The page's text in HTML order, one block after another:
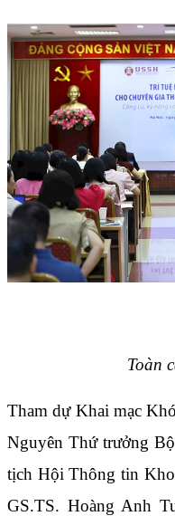
Toàn
Tham dự Khai mạc
Nguyên Thứ trưởng
tịch Hội Thông tin
GS.TS. Hoàng Anh